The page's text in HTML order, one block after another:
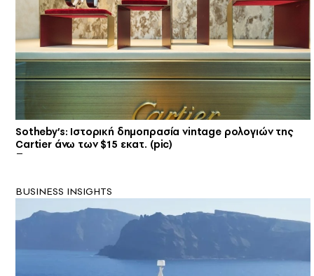
Sotheby’s: Ιστορική δημοπρασία vintage ρολογιών της
Cartier άνω των $15 εκατ. (pic)
BUSINESS INSIGHTS